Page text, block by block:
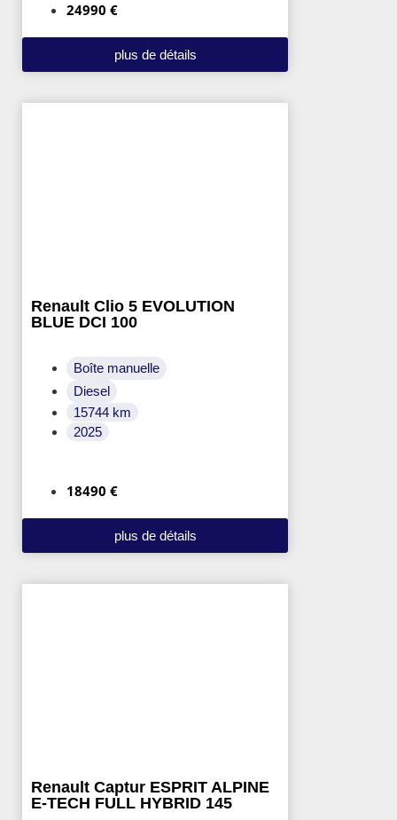
24990 €
plus de détails
Renault Clio 5 EVOLUTION
BLUE DCI 100
Boîte manuelle
Diesel
15744 km
2025
18490 €
plus de détails
Renault Captur ESPRIT ALPINE
E-TECH FULL HYBRID 145